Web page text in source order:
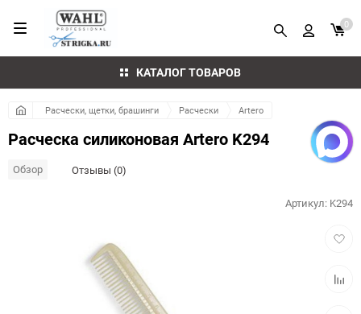
КАТАЛОГ ТОВАРОВ
0
Расчески, щетки, брашинги Расчески Artero
Расческа силиконовая Artero K294
Обзор Отзывы (0)
Артикул: K294